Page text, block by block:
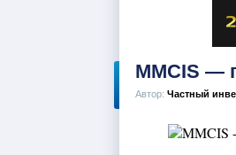
MMCIS —
Автор: Частный